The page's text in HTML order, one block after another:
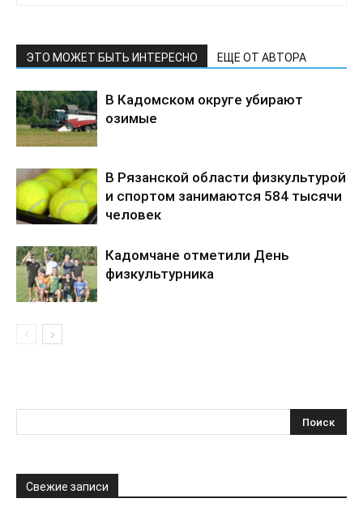
ЭТО МОЖЕТ БЫТЬ ИНТЕРЕСНО ЕЩЕ ОТ АВТОРА
В Кадомском округе убирают
озимые
В Рязанской области физкультурой
и спортом занимаются 584 тысячи
человек
Кадомчане отметили День
физкультурника
Свежие записи